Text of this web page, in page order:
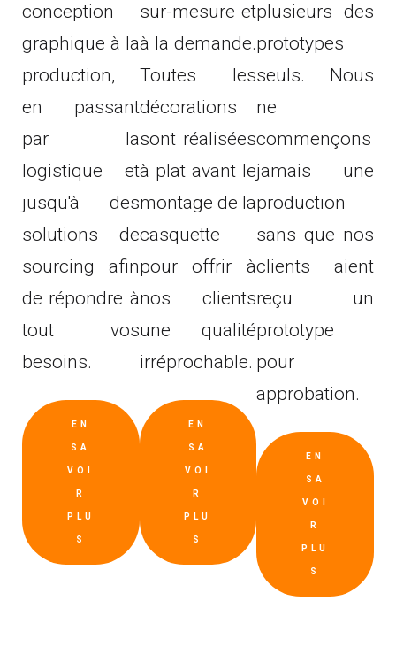
conception
graphique à la
production,
en passant
par la
logistique et
jusqu'à des
solutions de
sourcing afin
de répondre à
tout vos
besoins.
EN
SA
VOI
R
PLU
S
sur-mesure et
à la demande.
Toutes les
décorations
sont réalisées
à plat avant le
montage de la
casquette
pour offrir à
nos clients
une qualité
irréprochable.
EN
SA
VOI
R
PLU
S
plusieurs des
prototypes
seuls. Nous
ne
commençons
jamais une
production
sans que nos
clients aient
reçu un
prototype
pour
approbation.
EN
SA
VOI
R
PLU
S